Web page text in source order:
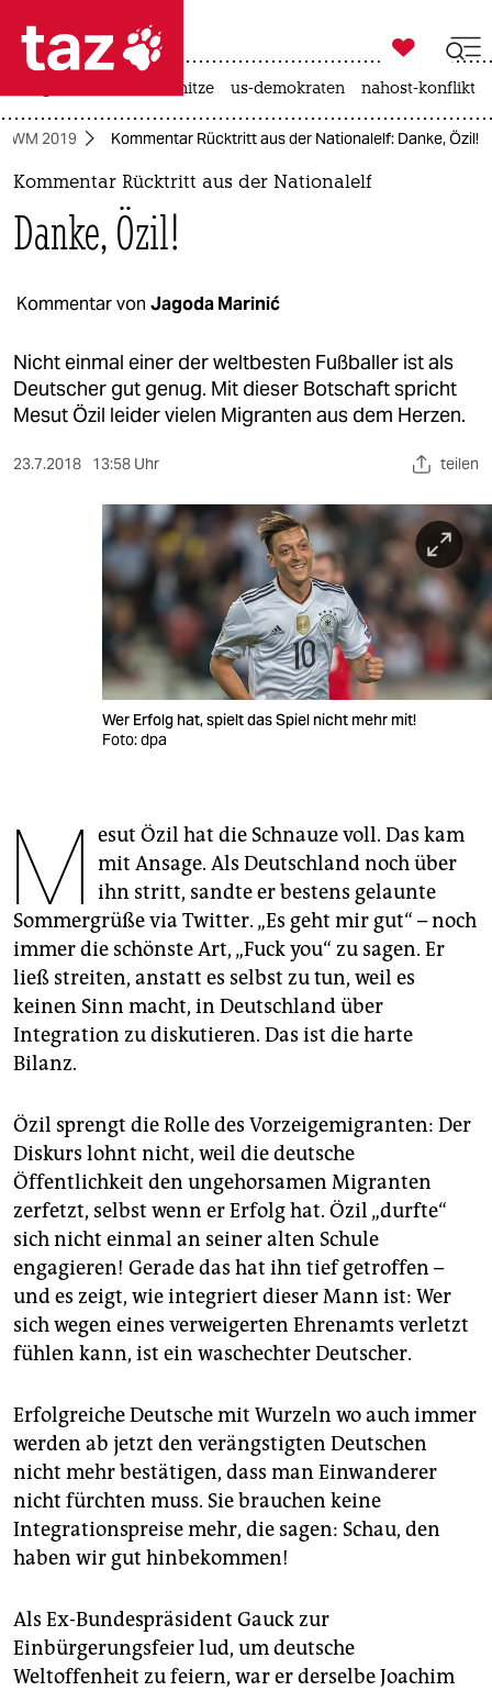
 taz zahl ich
taz zahl ich
politik
öko
gesellschaft
kultur
wahrheit
veranstaltungen
unterstützen
abo
genossenschaft
epaper login

taz zahl ich
hitze us-demokraten nahost-konflikt
WM 2019 Kommentar Rücktritt aus der Nationalelf: Danke, Özil!
Kommentar Rücktritt aus der Nationalelf
Danke, Özil!
Kommentar von Jagoda Marinić
Nicht einmal einer der weltbesten Fußballer ist als
Deutscher gut genug. Mit dieser Botschaft spricht
Mesut Özil leider vielen Migranten aus dem Herzen.
23.7.2018 13:58 Uhr teilen
Wer Erfolg hat, spielt das Spiel nicht mehr mit!
Foto: dpa
M esut Özil hat die Schnauze voll. Das kam
mit Ansage. Als Deutschland noch über
ihn stritt, sandte er bestens gelaunte
Sommergrüße via Twitter. „Es geht mir gut“ – noch
immer die schönste Art, „Fuck you“ zu sagen. Er
ließ streiten, anstatt es selbst zu tun, weil es
keinen Sinn macht, in Deutschland über
Integration zu diskutieren. Das ist die harte
Bilanz.
Özil sprengt die Rolle des Vorzeigemigranten: Der
Diskurs lohnt nicht, weil die deutsche
Öffentlichkeit den ungehorsamen Migranten
zerfetzt, selbst wenn er Erfolg hat. Özil „durfte“
sich nicht einmal an seiner alten Schule
engagieren! Gerade das hat ihn tief getroffen –
und es zeigt, wie integriert dieser Mann ist: Wer
sich wegen eines verweigerten Ehrenamts verletzt
fühlen kann, ist ein waschechter Deutscher.
Erfolgreiche Deutsche mit Wurzeln wo auch immer
werden ab jetzt den verängstigten Deutschen
nicht mehr bestätigen, dass man Einwanderer
nicht fürchten muss. Sie brauchen keine
Integrationspreise mehr, die sagen: Schau, den
haben wir gut hinbekommen!
Als Ex-Bundespräsident Gauck zur
Einbürgerungsfeier lud, um deutsche
Weltoffenheit zu feiern, war er derselbe Joachim